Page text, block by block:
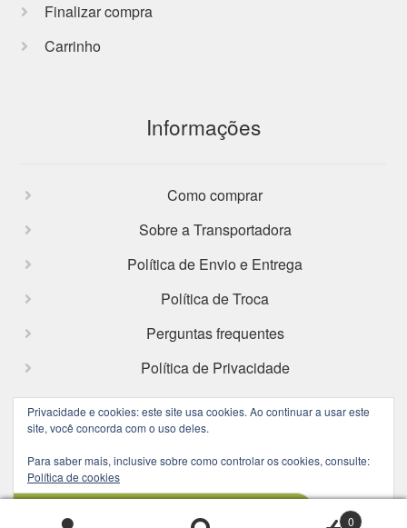
Privacidade e cookies: este site usa cookies. Ao continuar a usar este
site, você concorda com o uso deles.
Para saber mais, inclusive sobre como controlar os cookies, consulte:
Política de cookies
Finalizar compra
Carrinho
Informações
Como comprar
Sobre a Transportadora
Política de Envio e Entrega
Política de Troca
Perguntas frequentes
Política de Privacidade
Facebook
Instagram
0